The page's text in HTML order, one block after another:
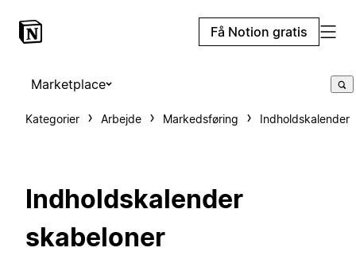
Få Notion gratis
Marketplace
Kategorier Arbejde Markedsføring Indholdskalender
Indholdskalender
skabeloner